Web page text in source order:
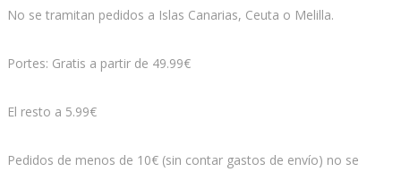
No se tramitan pedidos a Islas Canarias, Ceuta o Melilla.
Portes: Gratis a partir de 49.99€
El resto a 5.99€
Pedidos de menos de 10€ (sin contar gastos de envío) no se